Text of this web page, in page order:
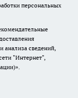
персональных
анализа сведений,
"Интернет",